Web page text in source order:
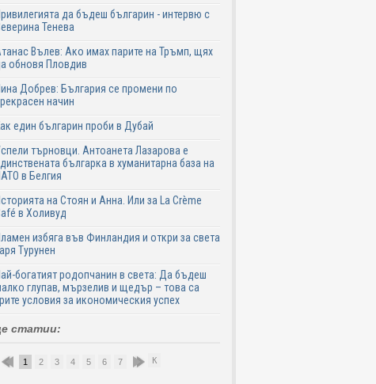
да бъдеш българин - интервю с
Тенева
Вълев: Ако имах парите на Тръмп, щях
обновя Пловдив
Добрев: България се промени по
начин
един българин проби в Дубай
търновци. Антоанета Лазарова е
българка в хуманитарна база на
в Белгия
на Стоян и Анна. Или за La Crème
в Холивуд
избяга във Финландия и откри за света
Турунен
богатият родопчанин в света: Да бъдеш
глупав, мързелив и щедър – това са
условия за икономическия успех
статии:
1 2 3 4 5 6 7 8 9К